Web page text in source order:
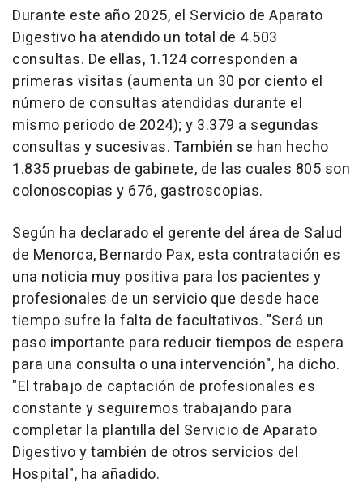
Durante este año 2025, el Servicio de Aparato
Digestivo ha atendido un total de 4.503
consultas. De ellas, 1.124 corresponden a
primeras visitas (aumenta un 30 por ciento el
número de consultas atendidas durante el
mismo periodo de 2024); y 3.379 a segundas
consultas y sucesivas. También se han hecho
1.835 pruebas de gabinete, de las cuales 805 son
colonoscopias y 676, gastroscopias.
Según ha declarado el gerente del área de Salud
de Menorca, Bernardo Pax, esta contratación es
una noticia muy positiva para los pacientes y
profesionales de un servicio que desde hace
tiempo sufre la falta de facultativos. "Será un
paso importante para reducir tiempos de espera
para una consulta o una intervención", ha dicho.
"El trabajo de captación de profesionales es
constante y seguiremos trabajando para
completar la plantilla del Servicio de Aparato
Digestivo y también de otros servicios del
Hospital", ha añadido.